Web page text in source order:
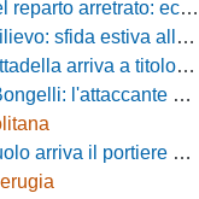
arretrato: ecco Orlando
Zecchini con il Grosseto
definitivo Riccardo Gatti
passa in Serie D
portiere Gioele Zacchi